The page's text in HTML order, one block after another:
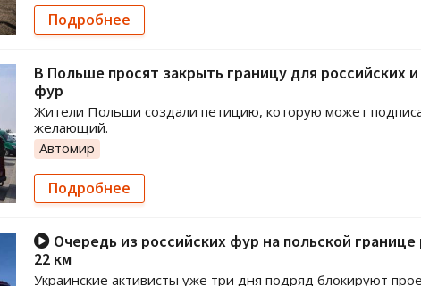
Подробнее
В Польше просят закрыть границу для российских
фур
Жители Польши создали петицию, которую может
желающий.
Автомир
Подробнее
Очередь из российских фур на польской границе
22 км
Украинские активисты уже три дня подряд блокируют